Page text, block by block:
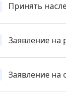
Принять
Заявление на
Заявление на